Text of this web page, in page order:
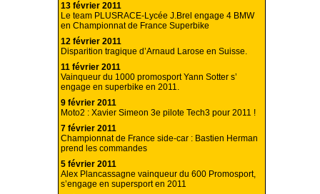
13 février 2011
Le team PLUSRACE-Lycée J.Brel engage 4 BMW
en Championnat de France Superbike
12 février 2011
Disparition tragique d’Arnaud Larose en Suisse.
11 février 2011
Vainqueur du 1000 promosport Yann Sotter s’
engage en superbike en 2011.
9 février 2011
Moto2 : Xavier Simeon 3e pilote Tech3 pour 2011 !
7 février 2011
Championnat de France side-car : Bastien Herman
prend les commandes
5 février 2011
Alex Plancassagne vainqueur du 600 Promosport,
s’engage en supersport en 2011